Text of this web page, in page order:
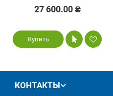
27 600.00 ₴
Купить
КОНТАКТЫ